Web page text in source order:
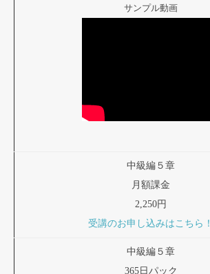
サンプル動画
中級編５章
月額課金
2,250円
受講のお申し込みはこちら！
中級編５章
365日パック